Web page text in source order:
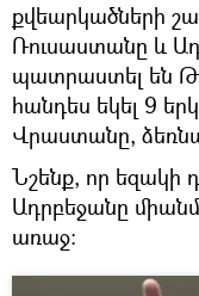
քվեարկածների
Ռուսաստանը և
պատրաստել են
հանդես եկել 9
Վրաստանը,
Նշենք, որ եզակի
Ադրբեջանը
առաջ։